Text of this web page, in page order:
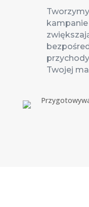
Twojej